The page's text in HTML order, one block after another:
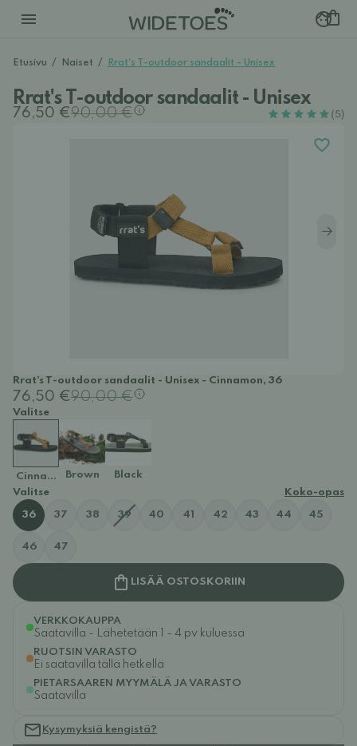
Etusivu / Naiset / Rrat's T-outdoor sandaalit - Unisex
Rrat's T-outdoor sandaalit - Unisex
76,50 €90,00 € (5)
Rrat's T-outdoor sandaalit - Unisex - Cinnamon, 36
76,50 €90,00 €
Valitse
CinnamonBrown
Black
Valitse
Koko-opas
36 37 38 39 40 41 42 43 44 45
46 47
LISÄÄ OSTOSKORIIN
VERKKOKAUPPA
Saatavilla - Lähetetään 1 - 4 pv kuluessa
RUOTSIN VARASTO
Ei saatavilla tällä hetkellä
PIETARSAAREN MYYMÄLÄ JA VARASTO
Saatavilla
Kysymyksiä kengistä?